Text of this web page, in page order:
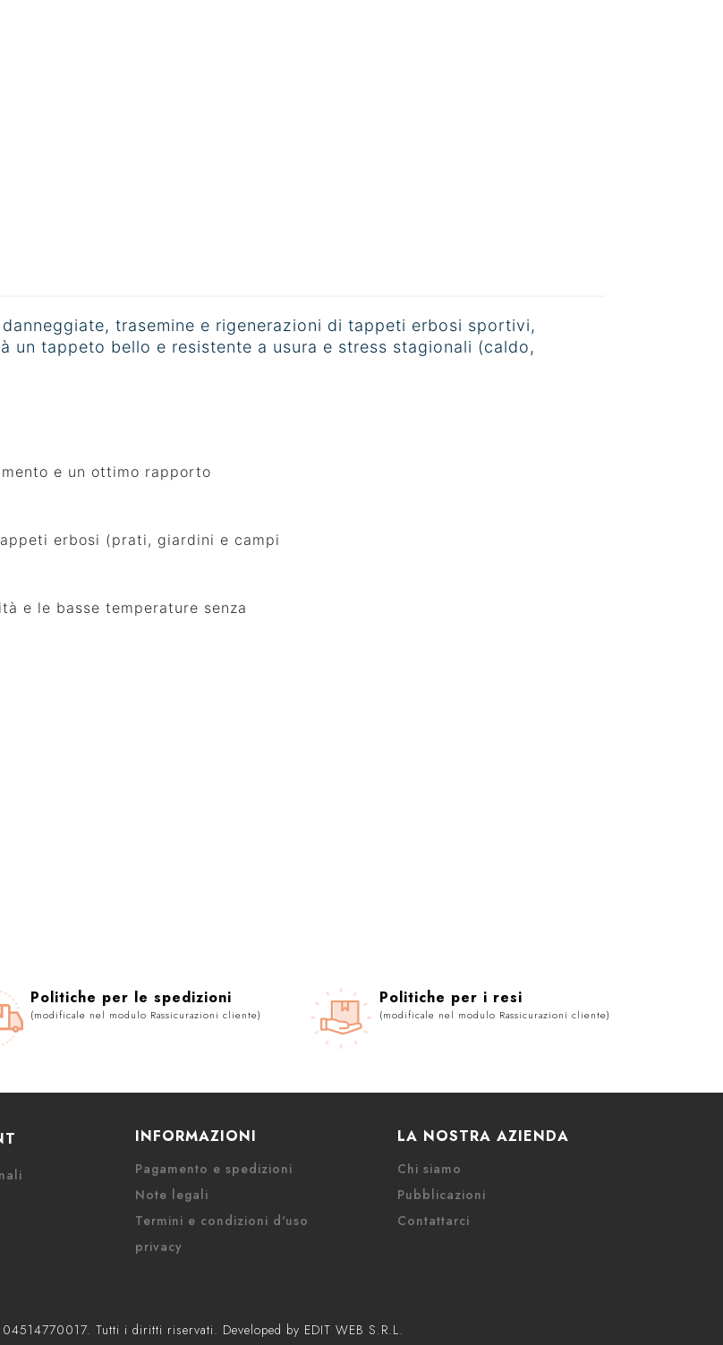
trasemine e rigenerazioni di tappeti erbosi sportivi,
un tappeto bello e resistente a usura e stress stagionali (caldo,
e un ottimo rapporto
erbosi (prati, giardini e campi
e le basse temperature senza
Politiche per le spedizioni
(modificale nel modulo Rassicurazioni cliente)
Politiche per i resi
(modificale nel modulo Rassicurazioni cliente)
INFORMAZIONI
Pagamento e spedizioni
Note legali
Termini e condizioni d'uso
privacy
LA NOSTRA AZIENDA
Chi siamo
Pubblicazioni
Contattarci
Tutti i diritti riservati. Developed by EDIT WEB S.R.L.